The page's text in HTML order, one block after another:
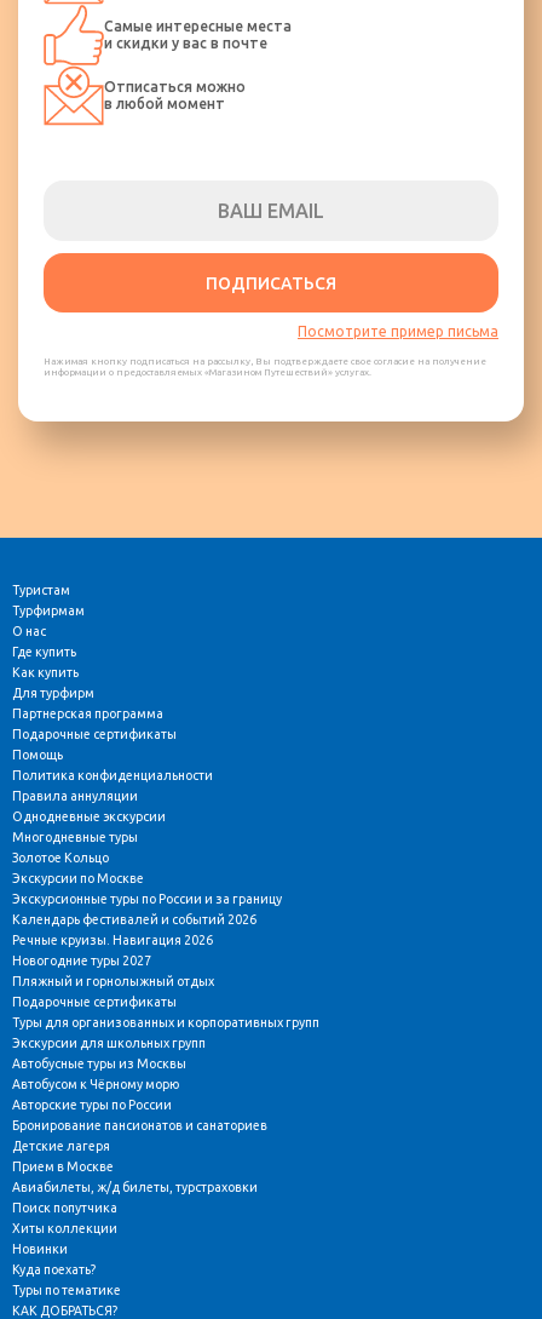
Самые интересные места
и скидки у вас в почте
Отписаться можно
в любой момент
ПОДПИСАТЬСЯ
Посмотрите пример письма
Нажимая кнопку подписаться на рассылку, Вы подтверждаете свое согласие на получение
информации о предоставляемых «Магазином Путешествий» услугах.
Туристам
Турфирмам
О нас
Где купить
Как купить
Для турфирм
Партнерская программа
Подарочные сертификаты
Помощь
Политика конфиденциальности
Правила аннуляции
Однодневные экскурсии
Многодневные туры
Золотое Кольцо
Экскурсии по Москве
Экскурсионные туры по России и за границу
Календарь фестивалей и событий 2026
Речные круизы. Навигация 2026
Новогодние туры 2027
Пляжный и горнолыжный отдых
Подарочные сертификаты
Туры для организованных и корпоративных групп
Экскурсии для школьных групп
Автобусные туры из Москвы
Автобусом к Чёрному морю
Авторские туры по России
Бронирование пансионатов и санаториев
Детские лагеря
Прием в Москве
Авиабилеты, ж/д билеты, турстраховки
Поиск попутчика
Хиты коллекции
Новинки
Куда поехать?
Туры по тематике
КАК ДОБРАТЬСЯ?